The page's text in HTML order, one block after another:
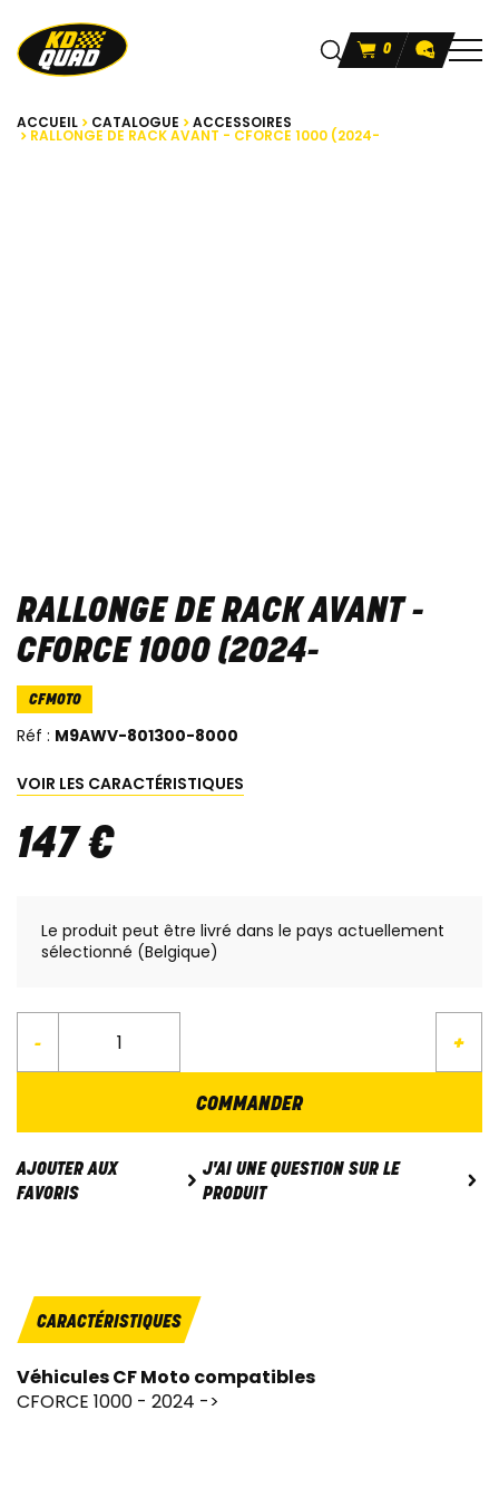
0
ACCUEIL CATALOGUE ACCESSOIRES
RALLONGE DE RACK AVANT - CFORCE 1000 (2024-
RALLONGE DE RACK AVANT -
CFORCE 1000 (2024-
CFMOTO
Réf : M9AWV-801300-8000
VOIR LES CARACTÉRISTIQUES
147€
Le produit peut être livré dans le pays actuellement
sélectionné (Belgique)
- +
COMMANDER
AJOUTER AUX
FAVORIS
J'AI UNE QUESTION SUR LE
PRODUIT
CARACTÉRISTIQUES
Véhicules CF Moto compatibles
CFORCE 1000 - 2024 ->